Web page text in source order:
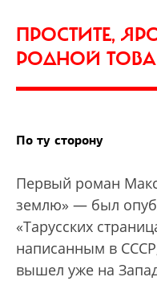
ПРОСТИТЕ,
РОДНОЙ
По ту сторону
Первый роман
землю» — был
«Тарусских
написанным в
вышел уже на